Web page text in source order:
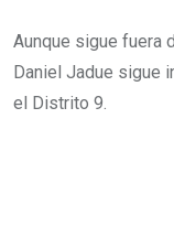
Aunque sigue fuera
Daniel Jadue sigue
el Distrito 9.